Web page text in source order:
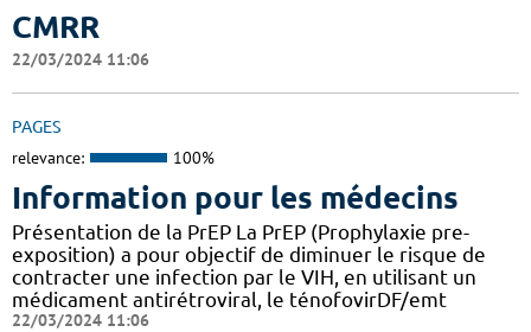
CMRR
22/03/2024 11:06
PAGES
relevance: 100%
Information pour les médecins
Présentation de la PrEP La PrEP (Prophylaxie pre-
exposition) a pour objectif de diminuer le risque de
contracter une infection par le VIH, en utilisant un
médicament antirétroviral, le ténofovirDF/emt
22/03/2024 11:06